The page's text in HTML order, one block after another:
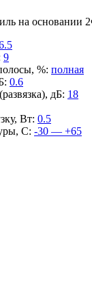
на
9
%: полная
: 0.6
дБ: 18
Вт: 0.5
С: -30 — +65